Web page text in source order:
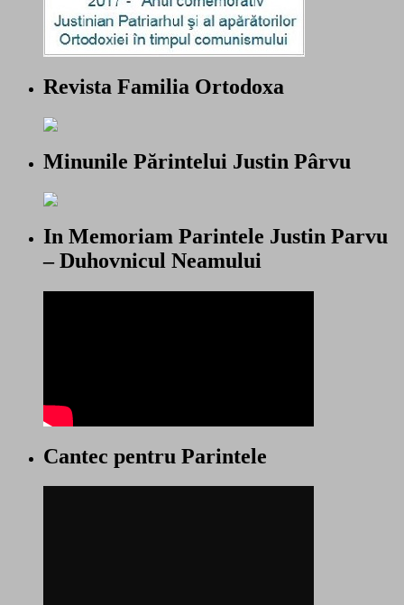
Revista Familia Ortodoxa
Minunile Părintelui Justin Pârvu
In Memoriam Parintele Justin Parvu
– Duhovnicul Neamului
Cantec pentru Parintele